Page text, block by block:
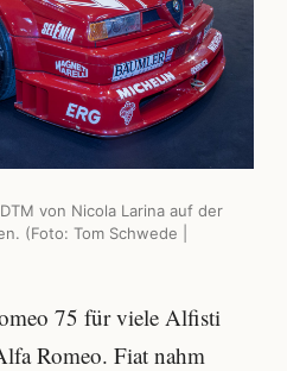
von Nicola Larina auf der
(Foto: Tom Schwede |
75 für viele Alfisti
Romeo. Fiat nahm